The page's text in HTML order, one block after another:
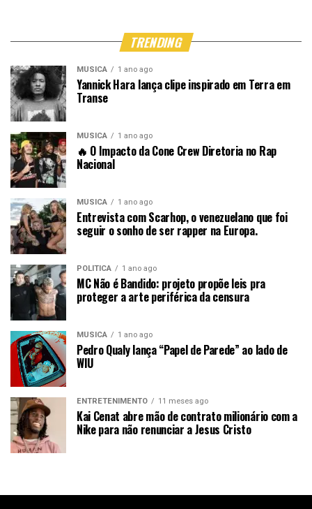
TRENDING
MÚSICA 1 ano ago
Yannick Hara lança clipe inspirado em Terra em
Transe
MÚSICA 1 ano ago
🔥 O Impacto da Cone Crew Diretoria no Rap
Nacional
MÚSICA 1 ano ago
Entrevista com Scarhop, o venezuelano que foi
seguir o sonho de ser rapper na Europa.
POLÍTICA 1 ano ago
MC Não é Bandido: projeto propõe leis pra
proteger a arte periférica da censura
MÚSICA 1 ano ago
Pedro Qualy lança “Papel de Parede” ao lado de
WIU
ENTRETENIMENTO 11 meses ago
Kai Cenat abre mão de contrato milionário com a
Nike para não renunciar a Jesus Cristo